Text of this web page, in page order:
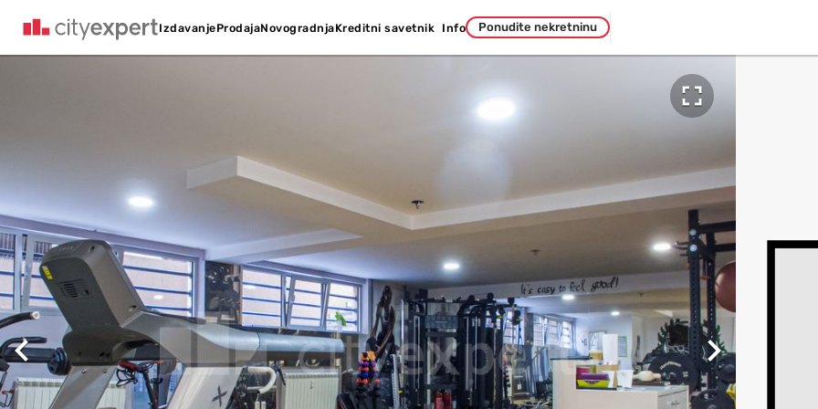
IzdavanjeProdajaNovogradnjaKreditni savetnik Info Ponudite nekretninu
 
